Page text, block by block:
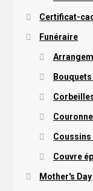
Certificat-
Funéraire
Coussins
Couvre
Mother's Day